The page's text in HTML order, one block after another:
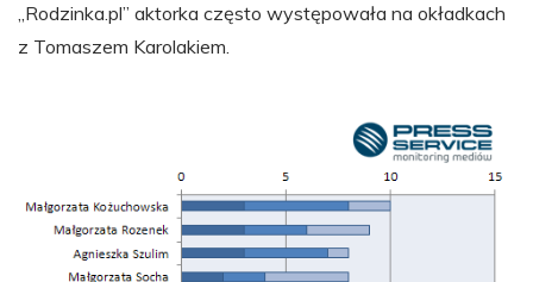
„Rodzinka.pl” aktorka często występowała na okładkach
z Tomaszem Karolakiem.